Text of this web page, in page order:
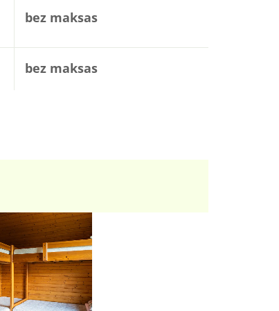
bez maksas
bez maksas